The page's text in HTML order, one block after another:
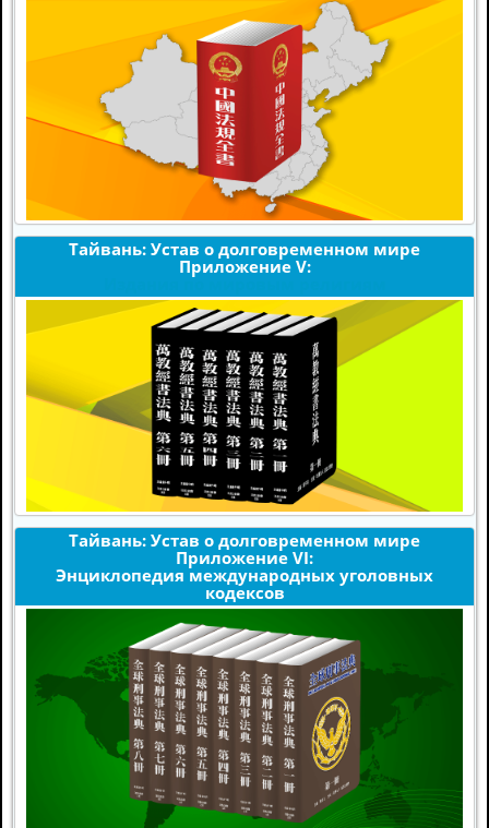
Тайвань: Устав о долговременном мире
Приложение V:
Издания по мировым религиям
Тайвань: Устав о долговременном мире
Приложение VI:
Энциклопедия международных уголовных
кодексов